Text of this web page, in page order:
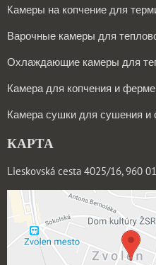
Kамеры на копчение для
Варочные камеры для
Охлаждающие камеры для
Камера для копчения и
Камера сушки для сушения и
КАРТА
Lieskovská cesta 4025/16, 960